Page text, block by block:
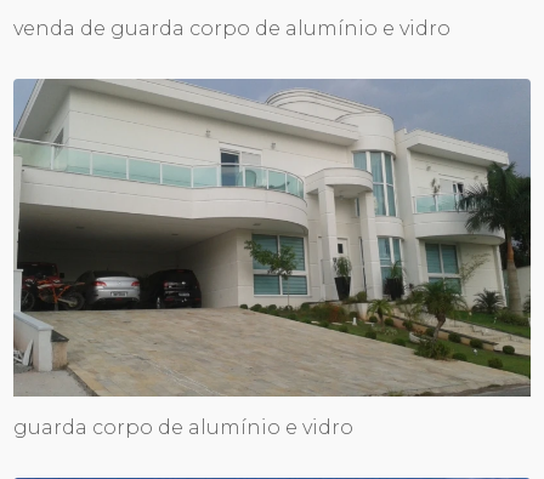
venda de guarda corpo de alumínio e vidro
guarda corpo de alumínio e vidro